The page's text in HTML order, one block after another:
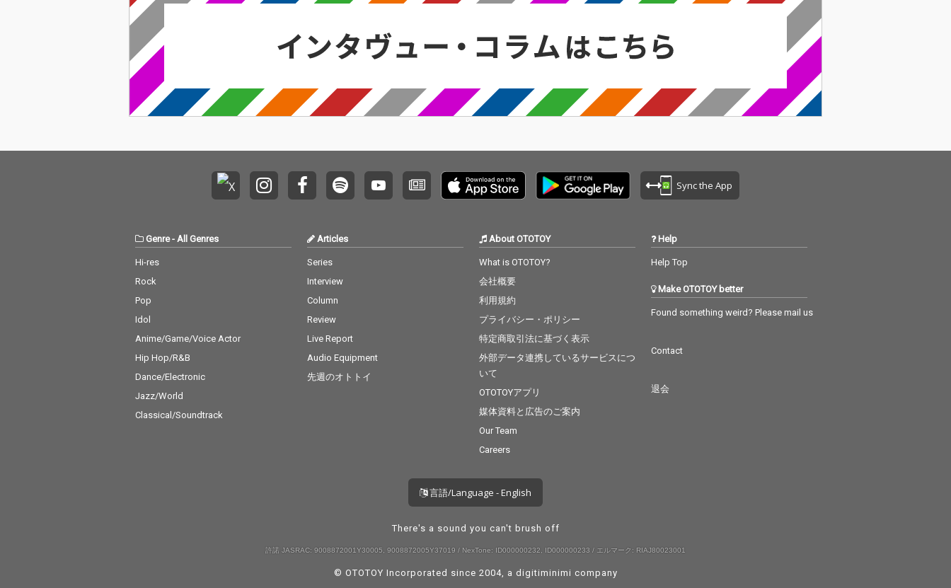
Sync the App
Genre- All Genres
Hi-res
Rock
Pop
Idol
Anime/Game/Voice Actor
Hip Hop/R&B
Dance/Electronic
Jazz/World
Classical/Soundtrack
Articles
Series
Interview
Column
Review
Live Report
Audio Equipment
先週のオトトイ
About OTOTOY
What is OTOTOY?
会社概要
利用規約
プライバシー・ポリシー
特定商取引法に基づく表示
外部データ連携しているサービスにつ
いて
OTOTOYアプリ
媒体資料と広告のご案内
Our Team
Careers
Help
Help Top
Make OTOTOY better
Found something weird? Please mail us
Contact
退会
言語/Language - English
There's a sound you can't brush off
許諾 JASRAC: 9008872001Y30005, 9008872005Y37019 / NexTone: ID000000232, ID000000233 / エルマーク: RIAJ80023001
© OTOTOY Incorporated since 2004, a digitiminimi company